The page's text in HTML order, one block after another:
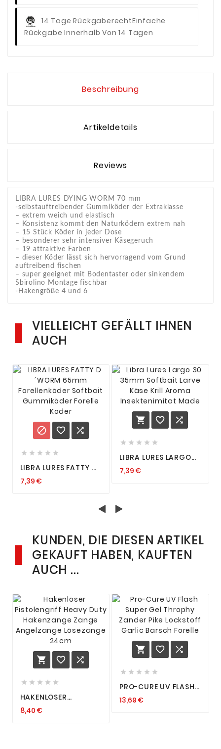
14 Tage RückgaberechtEinfache
Rückgabe Innerhalb Von 14 Tagen
Beschreibung
Artikeldetails
Reviews
LIBRA LURES DYING WORM 70 mm
-selbstauftreibender Gummiköder der Extraklasse
– extrem weich und elastisch
– Konsistenz kommt den Naturködern extrem nah
– 15 Stück Köder in jeder Dose
– besonderer sehr intensiver Käsegeruch
– 19 attraktive Farben
– dieser Köder lässt sich hervorragend vom Grund
auftreibend fischen
– super geeignet mit Bodentaster oder sinkendem
Sbirolino Montage fischbar
-Hakengröße 4 und 6
VIELLEICHT GEFÄLLT IHNEN
AUCH
  
    
LIBRA LURES FATTY D
FORELLENKÖDER
7,39 €
  
    
LIBRA LURES LARGO
LARVE KÄSE KRILL
7,39 €
KUNDEN, DIE DIESEN ARTIKEL
GEKAUFT HABEN, KAUFTEN
AUCH ...
  
    
HAKENLÖSER
HEAVY DUTY
8,40 €
  
    
PRO-CURE UV FLASH
ZANDER PIKE
13,69 €